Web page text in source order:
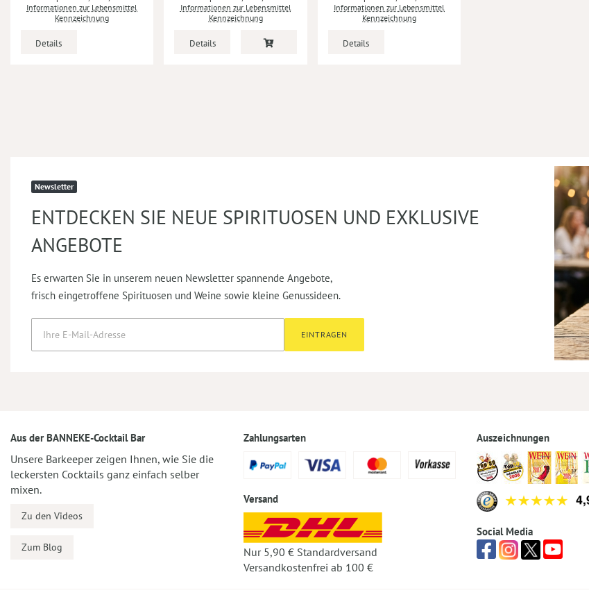
Informationen zur Lebensmittel
Kennzeichnung
Details
Informationen zur Lebensmittel
Kennzeichnung
Details
Informationen zur Lebensmittel
Kennzeichnung
Details
Newsletter
ENTDECKEN SIE NEUE SPIRITUOSEN UND EXKLUSIVE
ANGEBOTE
Es erwarten Sie in unserem neuen Newsletter spannende Angebote,
frisch eingetroffene Spirituosen und Weine sowie kleine Genussideen.
EINTRAGEN
Aus der BANNEKE-Cocktail Bar
Unsere Barkeeper zeigen Ihnen, wie Sie die
leckersten Cocktails ganz einfach selber
mixen.
Zu den Videos
Zum Blog
Zahlungsarten
Versand
Nur 5,90 € Standardversand
Versandkostenfrei ab 100 €
Auszeichnungen
Social Media